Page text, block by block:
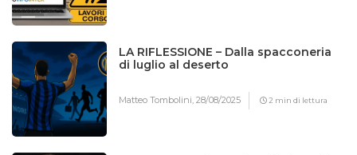
LA RIFLESSIONE – Dalla spacconeria
di luglio al deserto
Matteo Tombolini,28/08/2025 2 min di lettura